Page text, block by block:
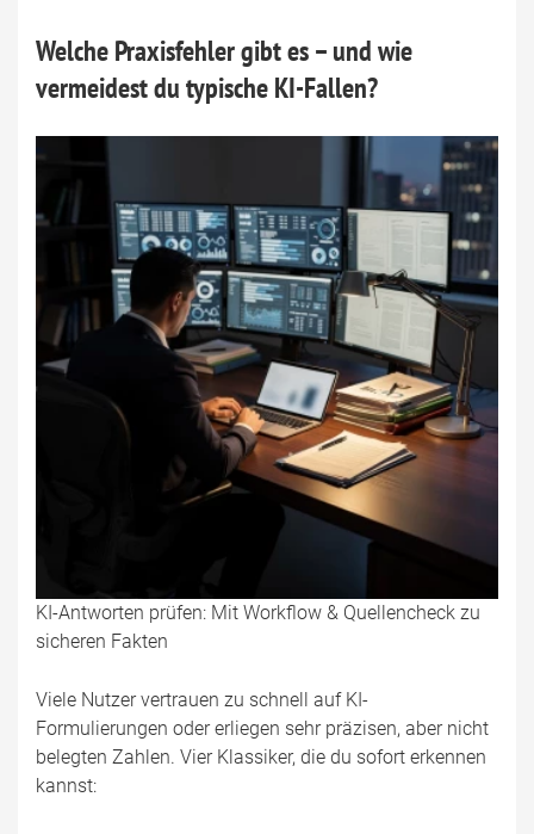
Welche Praxisfehler gibt es – und wie
vermeidest du typische KI-Fallen?
KI-Antworten prüfen: Mit Workflow & Quellencheck zu
sicheren Fakten
Viele Nutzer vertrauen zu schnell auf KI-
Formulierungen oder erliegen sehr präzisen, aber nicht
belegten Zahlen. Vier Klassiker, die du sofort erkennen
kannst: